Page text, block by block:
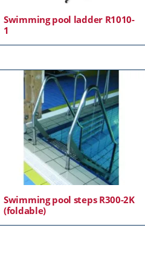
Swimming pool ladder R1010-
1
Swimming pool steps R300-2K
(foldable)